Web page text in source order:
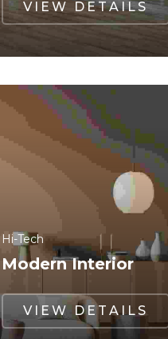
VIEW DETAILS
Hi-Tech
Modern Interior
VIEW DETAILS